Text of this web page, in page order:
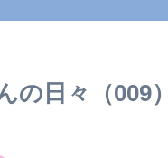
の日々（009